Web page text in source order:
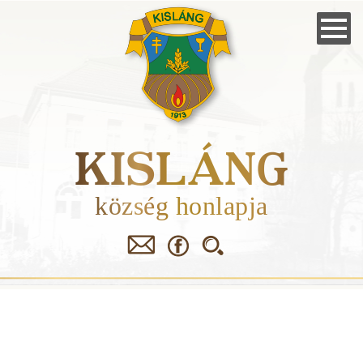
KISLÁNG
község honlapja